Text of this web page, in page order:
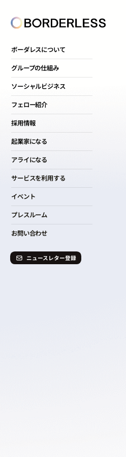
ボーダレスについて
グループの仕組み
ソーシャルビジネス
フェロー紹介
採用情報
起業家になる
アライになる
サービスを利用する
イベント
プレスルーム
お問い合わせ
ニュースレター登録